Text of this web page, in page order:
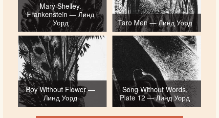
Mary Shelley.
Frankenstein — Линд
Уорд
Taro Men — Линд Уорд
Boy Without Flower —
Линд Уорд
Song Without Words,
Plate 12 — Линд Уорд